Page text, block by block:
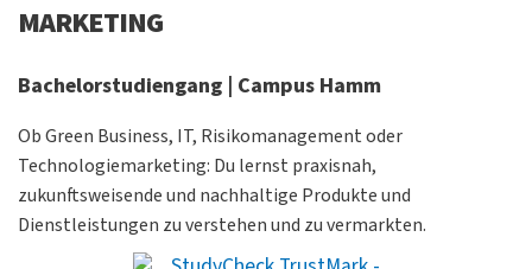
MARKETING
Bachelorstudiengang | Campus Hamm
Ob Green Business, IT, Risikomanagement oder
Technologiemarketing: Du lernst praxisnah,
zukunftsweisende und nachhaltige Produkte und
Dienstleistungen zu verstehen und zu vermarkten.